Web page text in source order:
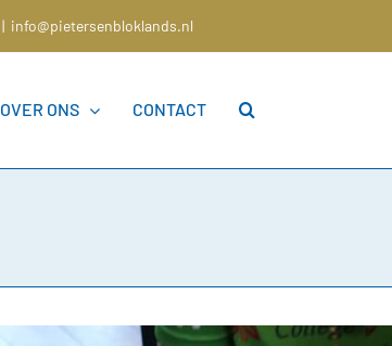
| info@pietersenbloklands.nl
OVER ONS CONTACT